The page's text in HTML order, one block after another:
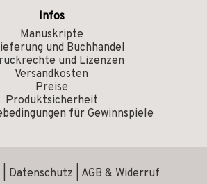
Infos
Manuskripte
und Buchhandel
und Lizenzen
Versandkosten
Preise
Produktsicherheit
für Gewinnspiele
Datenschutz AGB & Widerruf